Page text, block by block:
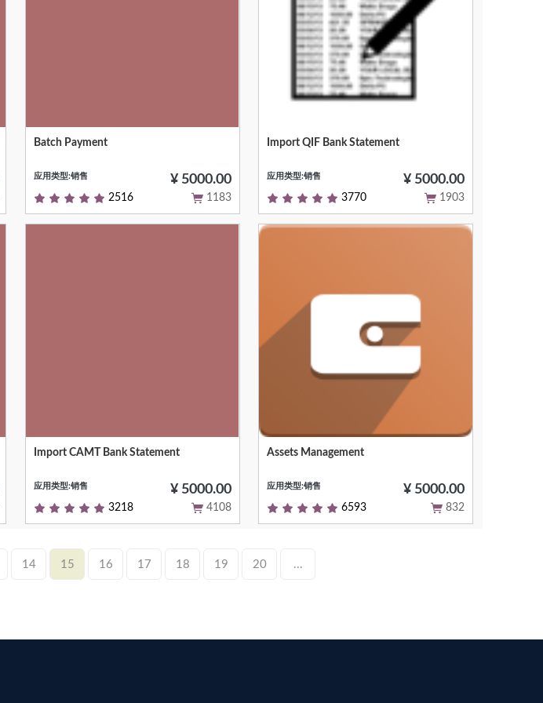
Null
Batch Payment
应用类型:销售 ¥ 5000.00
2516 1183
Null
Import QIF Bank Statement
应用类型:销售 ¥ 5000.00
3770 1903
Null
Import CAMT Bank Statement
应用类型:销售 ¥ 5000.00
3218 4108
Null
Assets Management
应用类型:销售 ¥ 5000.00
6593 832
14 15 16 17 18 19 20 ...